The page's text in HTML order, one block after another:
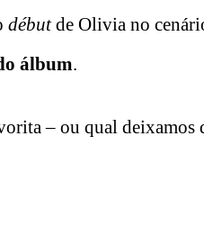
débutde Olivia no
álbum.
– ou qual deixamos